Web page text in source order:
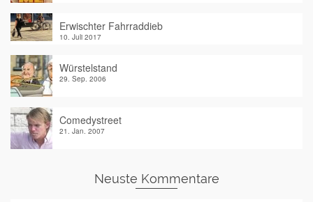
Erwischter Fahrraddieb
10. Juli 2017
Würstelstand
29. Sep. 2006
Comedystreet
21. Jan. 2007
Neuste Kommentare